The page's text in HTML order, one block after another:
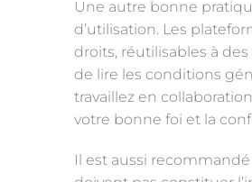
Une autre bonne
d’utilisation. Les
droits, réutilisables à
de lire les conditions
travaillez en
votre bonne foi et la
Il est aussi